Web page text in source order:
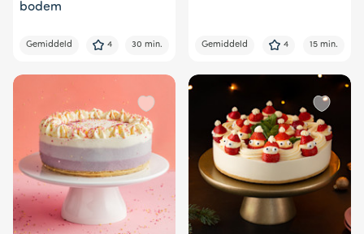
bodem
Gemiddeld 4 30 min. Gemiddeld 4 15 min.